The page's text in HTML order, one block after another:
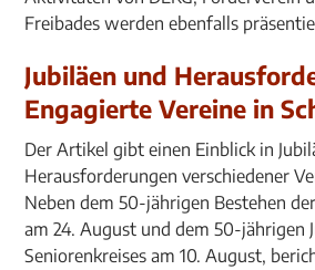
Freibades werden ebenfalls
Jubiläen und
Engagierte Vereine in
Der Artikel gibt einen Einblick in
Herausforderungen verschiedener
Neben dem 50-jährigen Bestehen
am 24. August und dem 50-jährigen
Seniorenkreises am 10. August,